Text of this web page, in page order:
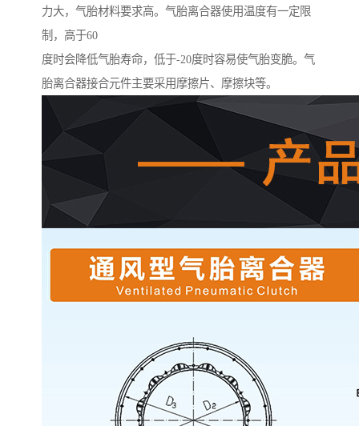
力大，气胎材料要求高。气胎离合器使用温度有一定限
制，高于60
度时会降低气胎寿命，低于-20度时容易使气胎变脆。气
胎离合器接合元件主要采用摩擦片、摩擦块等。